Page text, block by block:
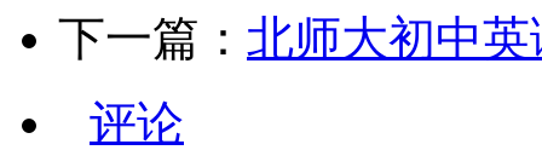
下一篇： 北师大初中英
评论